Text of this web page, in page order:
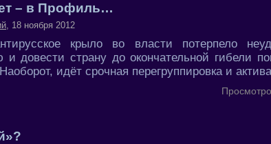
– в Профиль…
, 18 ноября 2012
крыло во власти потерпело
и довести страну до окончательной гибели
идёт срочная перегруппировка и